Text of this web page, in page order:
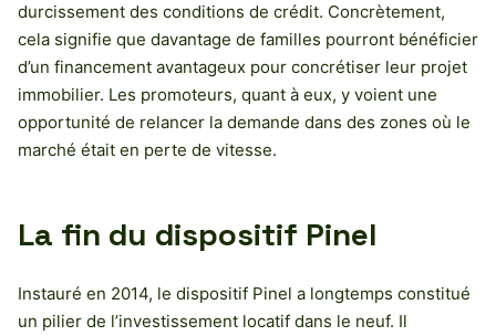
durcissement des conditions de crédit. Concrètement,
cela signifie que davantage de familles pourront bénéficier
d’un financement avantageux pour concrétiser leur projet
immobilier. Les promoteurs, quant à eux, y voient une
opportunité de relancer la demande dans des zones où le
marché était en perte de vitesse.
La fin du dispositif Pinel
Instauré en 2014, le dispositif Pinel a longtemps constitué
un pilier de l’investissement locatif dans le neuf. Il